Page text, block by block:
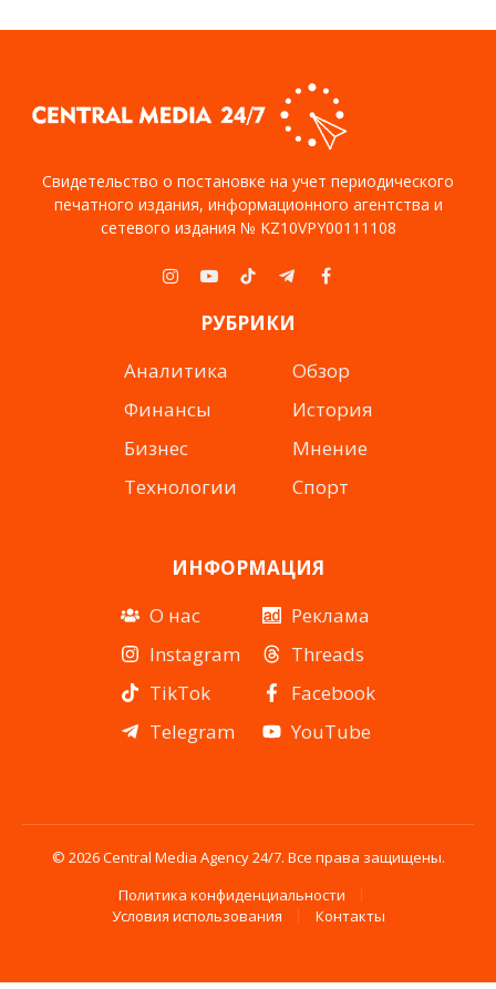
Свидетельство о постановке на учет периодического
печатного издания, информационного агентства и
сетевого издания № KZ10VPY00111108
Instagram
YouTubeTikTokTelegramFacebook
РУБРИКИ
Аналитика
Финансы
Бизнес
Технологии
Обзор
История
Мнение
Спорт
ИНФОРМАЦИЯ
О нас
Instagram
TikTok
Telegram
Реклама
Threads
Facebook
YouTube
© 2026 Central Media Agency 24/7. Все права защищены.
Политика конфиденциальности
Условия использования
Контакты